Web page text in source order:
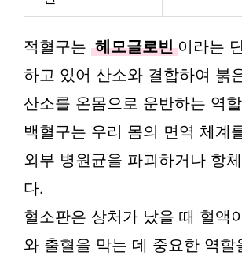
적혈구는 헤모글로빈 이라는
하고 있어 산소와 결합하여 붉
산소를 온몸으로 운반하는 역
백혈구는 우리 몸의 면역 체계
외부 병원균을 파괴하거나 항
다.
혈소판은 상처가 났을 때 혈액
와 출혈을 막는 데 중요한 역할